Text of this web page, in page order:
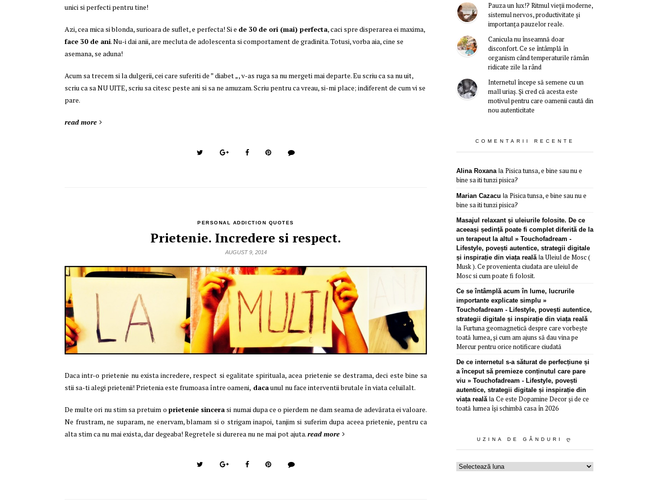
unici si perfecti pentru tine!
Azi, cea mica si blonda, surioara de suflet, e perfecta! Si e de 30 de ori (mai) perfecta, caci spre disperarea ei maxima,
face 30 de ani. Nu-i dai anii, are mecluta de adolescenta si comportament de gradinita. Totusi, vorba aia, cine se
asemana, se aduna!
Acum sa trecem si la dulgerii, cei care suferiti de ” diabet „, v-as ruga sa nu mergeti mai departe. Eu scriu ca sa nu uit,
scriu ca sa NU UITE, scriu sa citesc peste ani si sa ne amuzam. Scriu pentru ca vreau, si-mi place; indiferent de cum vi se
pare.
read more
PERSONAL ADDICTION QUOTES
Prietenie. Incredere si respect.
AUGUST 9, 2014
Daca intr-o prietenie nu exista incredere, respect si egalitate spirituala, acea prietenie se destrama, deci este bine sa
stii sa-ti alegi prietenii! Prietenia este frumoasa între oameni, dacaunul nu face interventii brutale în viata celuilalt.
De multe ori nu stim sa pretuim o prietenie sincera si numai dupa ce o pierdem ne dam seama de adevărata ei valoare.
Ne frustram, ne suparam, ne enervam, blamam si o strigam inapoi, tanjim si suferim dupa aceea prietenie, pentru ca
alta stim ca nu mai exista, dar degeaba! Regretele si durerea nu ne mai pot ajuta.read more
Pauza un lux!? Ritmul vieții moderne,
sistemul nervos, productivitate și
importanța pauzelor reale.
Canicula nu înseamnă doar
disconfort. Ce se întâmplă în
organism când temperaturile rămân
ridicate zile la rând
Internetul începe să semene cu un
mall uriaș. Și cred că acesta este
motivul pentru care oamenii caută din
nou autenticitate
COMENTARII RECENTE
Alina Roxanala Pisica tunsa, e bine sau nu e
bine sa iti tunzi pisica?
Marian Cazacu la Pisica tunsa, e bine sau nu e
bine sa iti tunzi pisica?
Masajul relaxant și uleiurile folosite. De ce
aceeași ședință poate fi complet diferită de la
un terapeut la altul » Touchofadream -
Lifestyle, povești autentice, strategii digitale
și inspirație din viața reală laUleiul de Mosc (
Musk ). Ce provenienta ciudata are uleiul de
Mosc si cum poate fi folosit.
Ce se întâmplă acum în lume, lucrurile
importante explicate simplu »
Touchofadream - Lifestyle, povești autentice,
strategii digitale și inspirație din viața reală
la Furtuna geomagnetică despre care vorbește
toată lumea, și cum am ajuns să dau vina pe
Mercur pentru orice notificare ciudată
De ce internetul s-a săturat de perfecțiune și
a început să premieze conținutul care pare
viu » Touchofadream - Lifestyle, povești
autentice, strategii digitale și inspirație din
viața reală la Ce este Dopamine Decor și de ce
toată lumea își schimbă casa în 2026
UZINA DE GÂNDURI Ღ
Uzina